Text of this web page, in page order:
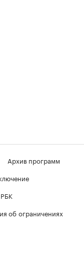
Архив программ
об ограничениях